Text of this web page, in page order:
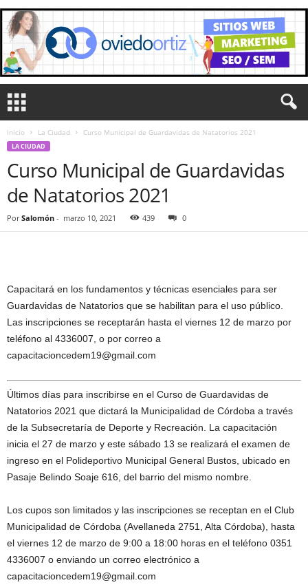
Inicio La Ciudad Curso Municipal de Guardavidas de Natatorios 2021
LA CIUDAD
Curso Municipal de Guardavidas
de Natatorios 2021
Por Salomón - marzo 10, 2021 439 0
Capacitará en los fundamentos y técnicas esenciales para ser
Guardavidas de Natatorios que se habilitan para el uso público.
Las inscripciones se receptarán hasta el viernes 12 de marzo por
teléfono al 4336007, o por correo a
capacitacioncedem19@gmail.com
Últimos días para inscribirse en el Curso de Guardavidas de
Natatorios 2021 que dictará la Municipalidad de Córdoba a través
de la Subsecretaría de Deporte y Recreación. La capacitación
inicia el 27 de marzo y este sábado 13 se realizará el examen de
ingreso en el Polideportivo Municipal General Bustos, ubicado en
Pasaje Belindo Soaje 616, del barrio del mismo nombre.
Los cupos son limitados y las inscripciones se receptan en el Club
Municipalidad de Córdoba (Avellaneda 2751, Alta Córdoba), hasta
el viernes 12 de marzo de 9:00 a 18:00 horas en el teléfono 0351
4336007 o enviando un correo electrónico a
capacitacioncedem19@gmail.com